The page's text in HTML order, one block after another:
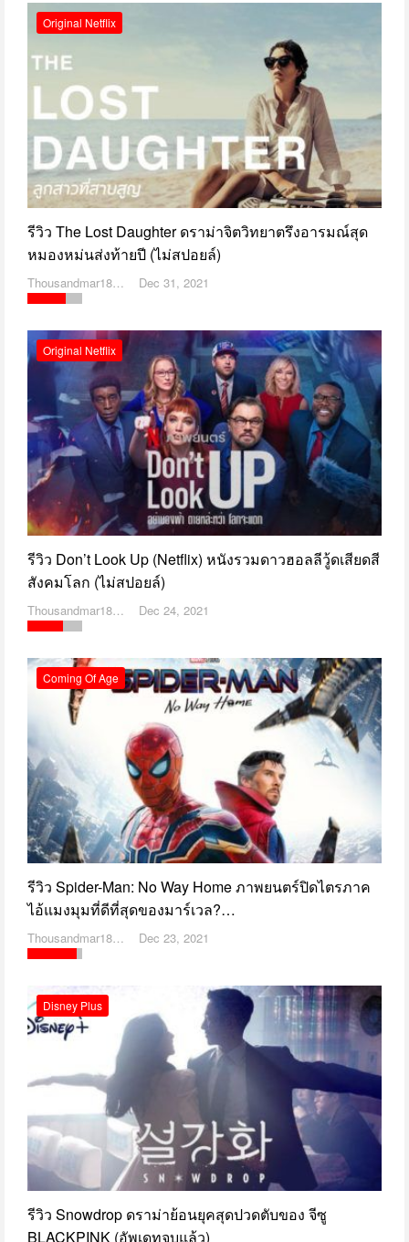
Original Netflix
รีวิว The Lost Daughter ดราม่าจิตวิทยาตรึงอารมณ์สุด
หมองหม่นส่งท้ายปี (ไม่สปอยล์)
Thousandmar1869 Dec 31, 2021
Original Netflix
รีวิว Don’t Look Up (Netflix) หนังรวมดาวฮอลลีวู้ดเสียดสี
สังคมโลก (ไม่สปอยล์)
Thousandmar1869 Dec 24, 2021
Coming Of Age
รีวิว Spider-Man: No Way Home ภาพยนตร์ปิดไตรภาค
ไอ้แมงมุมที่ดีที่สุดของมาร์เวล?…
Thousandmar1869 Dec 23, 2021
Disney Plus
รีวิว Snowdrop ดราม่าย้อนยุคสุดปวดตับของ จีซู
BLACKPINK (อัพเดทจบแล้ว)